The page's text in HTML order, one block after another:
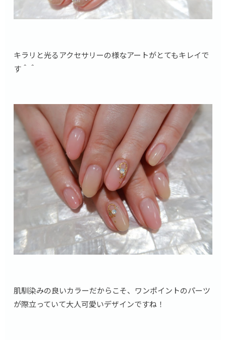
キラリと光るアクセサリーの様なアートがとてもキレイで
す＾＾
肌馴染みの良いカラーだからこそ、ワンポイントのパーツ
が際立っていて大人可愛いデザインですね！